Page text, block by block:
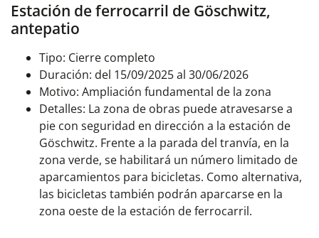
Estación de ferrocarril de Göschwitz,
antepatio
Tipo: Cierre completo
Duración: del 15/09/2025 al 30/06/2026
Motivo: Ampliación fundamental de la zona
Detalles: La zona de obras puede atravesarse a
pie con seguridad en dirección a la estación de
Göschwitz. Frente a la parada del tranvía, en la
zona verde, se habilitará un número limitado de
aparcamientos para bicicletas. Como alternativa,
las bicicletas también podrán aparcarse en la
zona oeste de la estación de ferrocarril.